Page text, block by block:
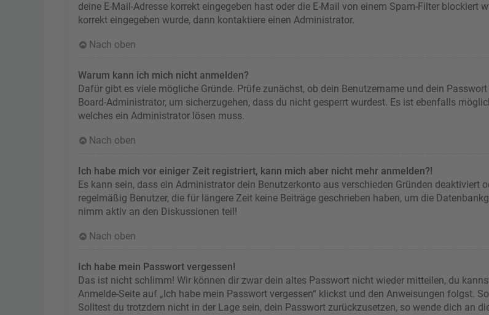
deine E-Mail-Adresse korrekt eingegeben hast oder die E-Mail von einem Spam-Filter blockiert
korrekt eingegeben wurde, dann kontaktiere einen Administrator.
Nach oben
Warum kann ich mich nicht anmelden?
Dafür gibt es viele mögliche Gründe. Prüfe zunächst, ob dein Benutzername und dein
Board-Administrator, um sicherzugehen, dass du nicht gesperrt wurdest. Es ist ebenfalls
welches ein Administrator lösen muss.
Nach oben
Ich habe mich vor einiger Zeit registriert, kann mich aber nicht mehr anmelden?!
Es kann sein, dass ein Administrator dein Benutzerkonto aus verschieden Gründen deaktiviert
regelmäßig Benutzer, die für längere Zeit keine Beiträge geschrieben haben, um die
nimm aktiv an den Diskussionen teil!
Nach oben
Ich habe mein Passwort vergessen!
Das ist nicht schlimm! Wir können dir zwar dein altes Passwort nicht wieder mitteilen, du
Anmelde-Seite auf „Ich habe mein Passwort vergessen“ klickst und den Anweisungen folgst.
Solltest du trotzdem nicht in der Lage sein, dein Passwort zurückzusetzen, so wende dich an